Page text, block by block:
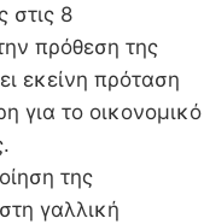
στις 8
πρόθεση της
εκείνη πρόταση
για το οικονομικό
της
γαλλική